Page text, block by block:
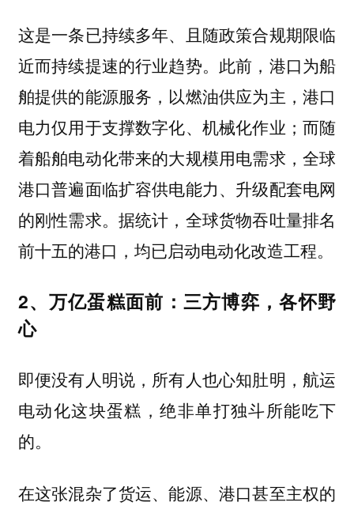
这是一条已持续多年、且随政策合规期限临
近而持续提速的行业趋势。此前，港口为船
舶提供的能源服务，以燃油供应为主，港口
电力仅用于支撑数字化、机械化作业；而随
着船舶电动化带来的大规模用电需求，全球
港口普遍面临扩容供电能力、升级配套电网
的刚性需求。据统计，全球货物吞吐量排名
前十五的港口，均已启动电动化改造工程。
2、万亿蛋糕面前：三方博弈，各怀野
心
即便没有人明说，所有人也心知肚明，航运
电动化这块蛋糕，绝非单打独斗所能吃下
的。
在这张混杂了货运、能源、港口甚至主权的